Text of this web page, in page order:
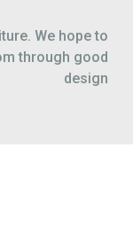
We hope to
through good
design